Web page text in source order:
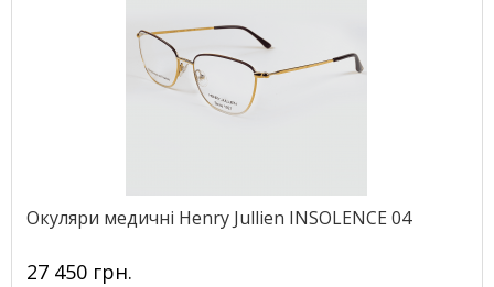
Окуляри медичні Henry Jullien INSOLENCE 04
27 450 грн.